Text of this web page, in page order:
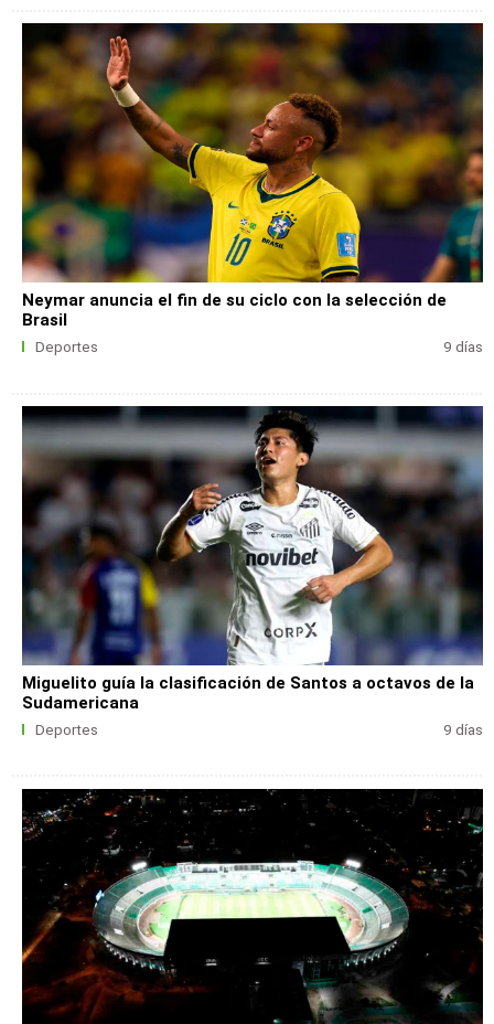
Neymar anuncia el fin de su ciclo con la selección de
Brasil
Deportes 9 días
Miguelito guía la clasificación de Santos a octavos de la
Sudamericana
Deportes 9 días